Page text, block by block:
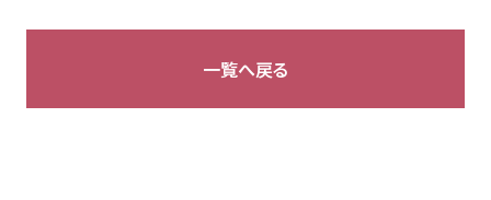
一覧へ戻る